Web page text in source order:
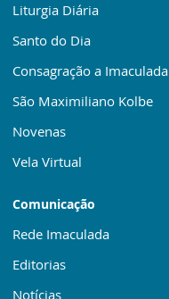
Liturgia Diária
Santo do Dia
Consagração a Imaculada
São Maximiliano Kolbe
Novenas
Vela Virtual
Comunicação
Rede Imaculada
Editorias
Notícias